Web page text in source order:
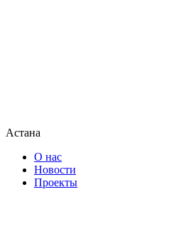
Астана
О нас
Новости
Проекты